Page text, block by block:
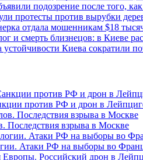
подозрение после того,
протесты против вырубки
отдала мошенникам $18
и смерть близнецов: в Киеве
устойчивости Киева сократили
против РФ и дрон в
Последствия взрыва в Москве
Атаки РФ на выборы во